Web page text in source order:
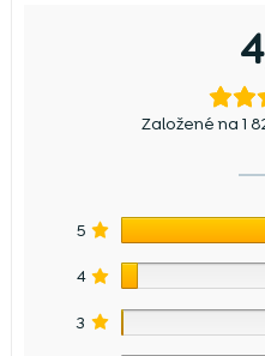
Založené na 1
5
4
3